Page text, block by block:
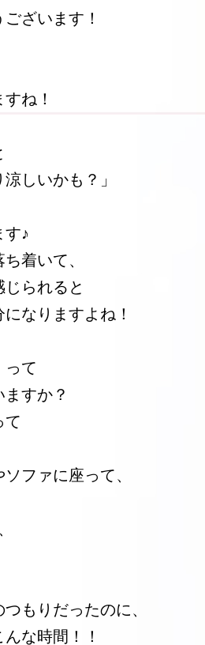
ざいます！
ね！
しいかも？」
す♪
着いて、
られると
なりますよね！
って
すか？
て
ファに座って、
もりだったのに、
な時間！！